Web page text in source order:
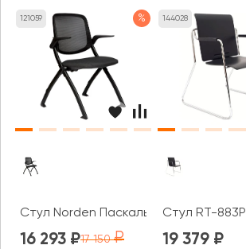
121059 %
Стул Norden Паскаль / Pascal
16 293 17 150
144028
Стул RT-883P
19 379